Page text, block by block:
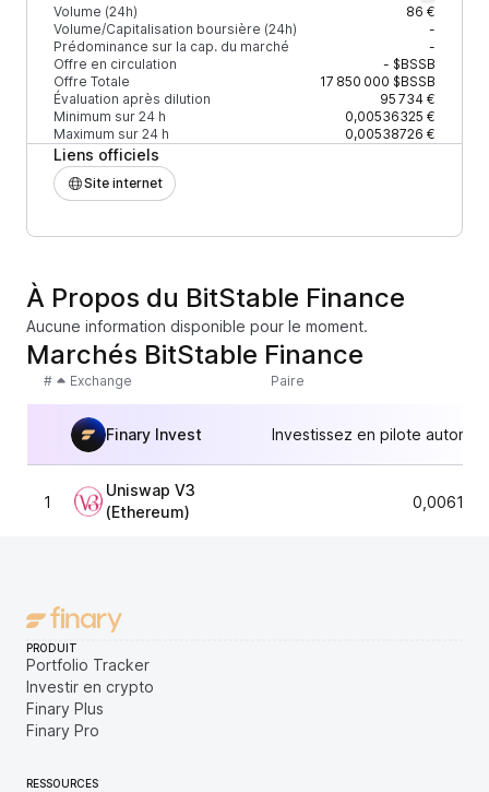
Volume (24h)
86 €
Volume/Capitalisation boursière (24h)
-
Prédominance sur la cap. du marché
-
Offre en circulation
- $BSSB
Offre Totale
17 850 000 $BSSB
Évaluation après dilution
95 734 €
Minimum sur 24 h
0,00536325 €
Maximum sur 24 h
0,00538726 €
Liens officiels
Site internet
À Propos du BitStable Finance
Aucune information disponible pour le moment.
Marchés BitStable Finance
# Exchange Paire
Finary Invest Investissez en pilote
1
Uniswap V3
(Ethereum)
PRODUIT
Portfolio Tracker
Investir en crypto
Finary Plus
Finary Pro
RESSOURCES